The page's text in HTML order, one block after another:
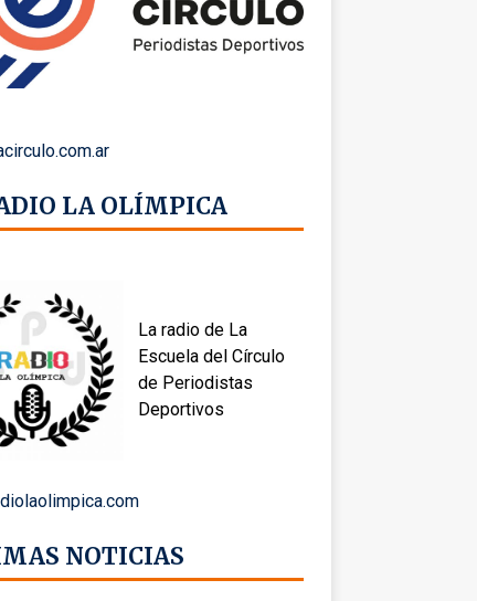
LA OLÍMPICA
La radio de La
Escuela del Círculo
de Periodistas
Deportivos
NOTICIAS